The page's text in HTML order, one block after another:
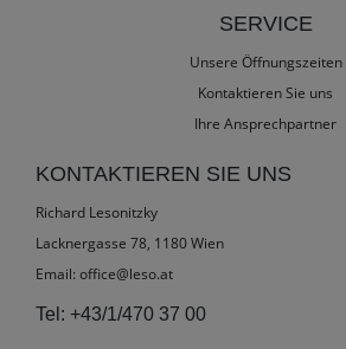
SERVICE
Unsere Öffnungszeiten
Kontaktieren Sie uns
Ihre Ansprechpartner
KONTAKTIEREN SIE UNS
Richard Lesonitzky
Lacknergasse 78, 1180 Wien
Email: office@leso.at
Tel: +43/1/470 37 00